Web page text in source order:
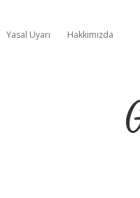
Yasal Uyarı Hakkımızda